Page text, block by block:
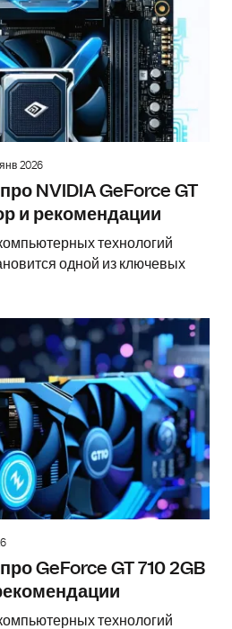
2026
NVIDIA GeForce GT
и рекомендации
технологий
одной из ключевых
GeForce GT 710 2GB
технологий